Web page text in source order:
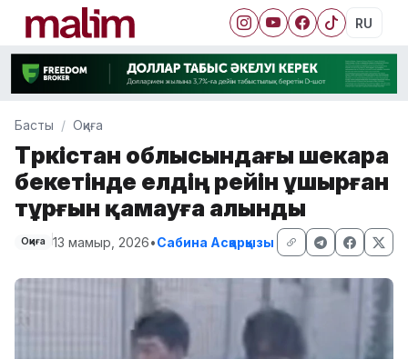
RU
Басты Оқиға
Түркістан облысындағы шекара
бекетінде елдің үрейін ұшырған
тұрғын қамауға алынды
Оқиға 13 мамыр, 2026•Сабина Асқарқызы